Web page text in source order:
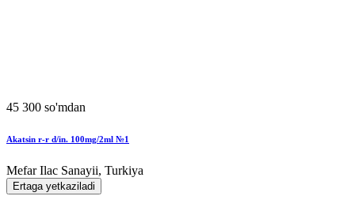
45 300 so'mdan
Akatsin r-r d/in. 100mg/2ml №1
Mefar Ilac Sanayii, Turkiya
Ertaga yetkaziladi